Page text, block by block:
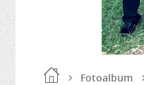
Fotoalbum